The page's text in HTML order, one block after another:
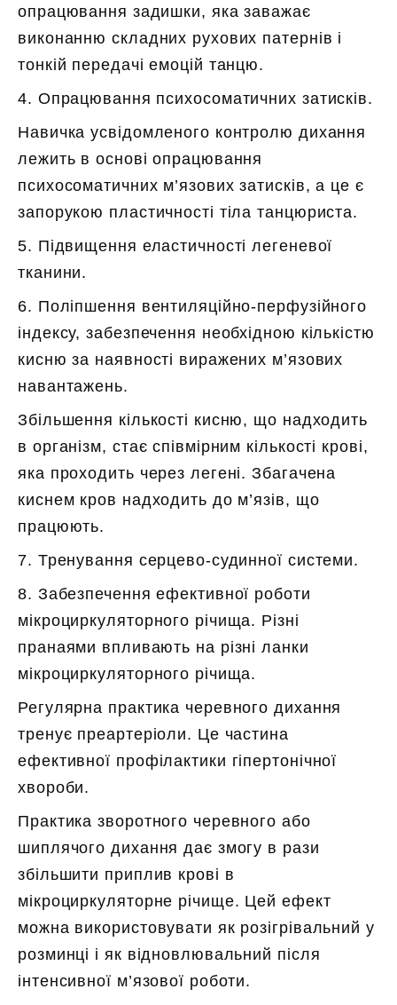
опрацювання задишки, яка заважає
виконанню складних рухових патернів і
тонкій передачі емоцій танцю.
4. Опрацювання психосоматичних затисків.
Навичка усвідомленого контролю дихання
лежить в основі опрацювання
психосоматичних м’язових затисків, а це є
запорукою пластичності тіла танцюриста.
5. Підвищення еластичності легеневої
тканини.
6. Поліпшення вентиляційно-перфузійного
індексу, забезпечення необхідною кількістю
кисню за наявності виражених м’язових
навантажень.
Збільшення кількості кисню, що надходить
в організм, стає співмірним кількості крові,
яка проходить через легені. Збагачена
киснем кров надходить до м’язів, що
працюють.
7. Тренування серцево-судинної системи.
8. Забезпечення ефективної роботи
мікроциркуляторного річища. Різні
пранаями впливають на різні ланки
мікроциркуляторного річища.
Регулярна практика черевного дихання
тренує преартеріоли. Це частина
ефективної профілактики гіпертонічної
хвороби.
Практика зворотного черевного або
шиплячого дихання дає змогу в рази
збільшити приплив крові в
мікроциркуляторне річище. Цей ефект
можна використовувати як розігрівальний у
розминці і як відновлювальний після
інтенсивної м’язової роботи.